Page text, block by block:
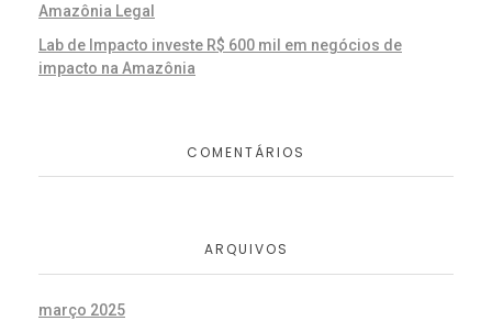
Amazônia Legal
Lab de Impacto investe R$ 600 mil em negócios de
impacto na Amazônia
COMENTÁRIOS
ARQUIVOS
março 2025